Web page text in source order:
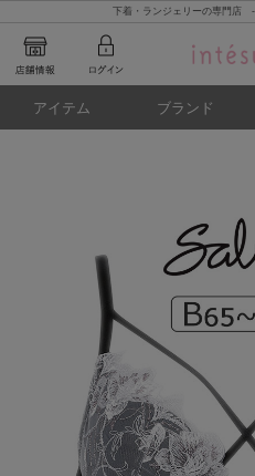
下着・ランジェリーの専門
アイテム ブランド